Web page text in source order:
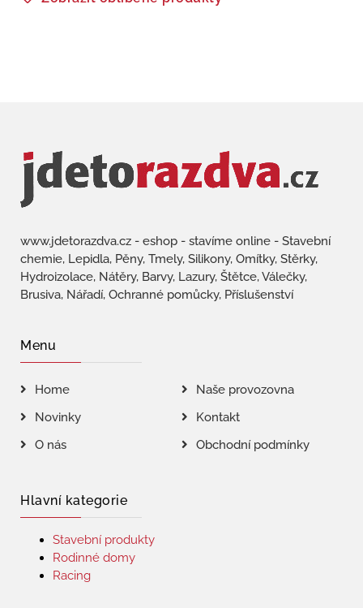
www.jdetorazdva.cz - eshop - stavíme online - Stavební
chemie, Lepidla, Pěny, Tmely, Silikony, Omítky, Stěrky,
Hydroizolace, Nátěry, Barvy, Lazury, Štětce, Válečky,
Brusiva, Nářadí, Ochranné pomůcky, Příslušenství
Menu
Home
Naše provozovna
Novinky
Kontakt
O nás
Obchodní podmínky
Hlavní kategorie
Stavební produkty
Rodinné domy
Racing